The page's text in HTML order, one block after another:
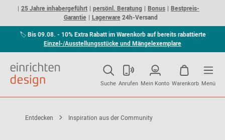
25 Jahre inhabergeführt persönl. Beratung Bonus
Bestpreis-
Garantie
Lagerware24h-Versand
🏷Bis 09.08. - 10% Extra Rabatt im Warenkorb auf bereits rabattierte
Einzel-/Ausstellungsstücke und Mängelexemplare
Suche Anrufen Mein Konto Warenkorb Menü
Entdecken Inspiration aus der Community